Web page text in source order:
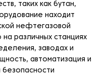
таких как бутан,
находит
нефтегазовой
различных станциях
заводах и
автоматизация и
безопасности